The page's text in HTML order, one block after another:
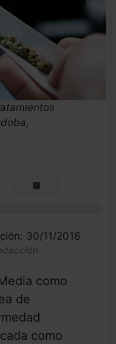
30/11/2016
como
de
como